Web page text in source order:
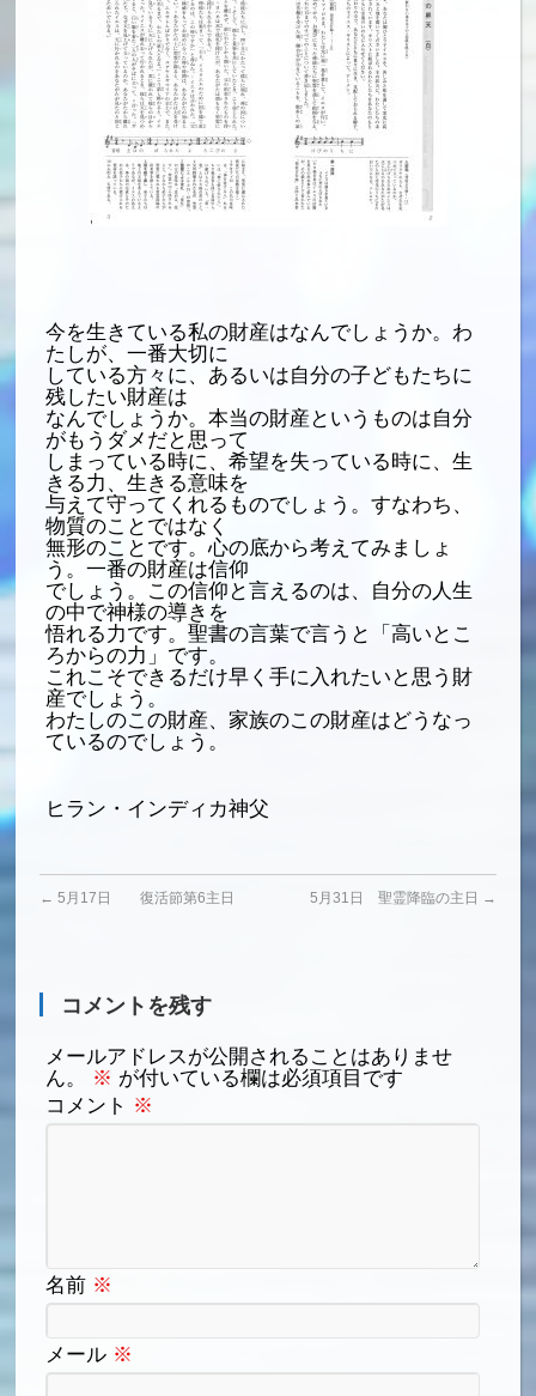
今を生きている私の財産はなんでしょうか。わ
たしが、一番大切に
している方々に、あるいは自分の子どもたちに
残したい財産は
なんでしょうか。本当の財産というものは自分
がもうダメだと思って
しまっている時に、希望を失っている時に、生
きる力、生きる意味を
与えて守ってくれるものでしょう。すなわち、
物質のことではなく
無形のことです。心の底から考えてみましょ
う。一番の財産は信仰
でしょう。この信仰と言えるのは、自分の人生
の中で神様の導きを
悟れる力です。聖書の言葉で言うと「高いとこ
ろからの力」です。
これこそできるだけ早く手に入れたいと思う財
産でしょう。
わたしのこの財産、家族のこの財産はどうなっ
ているのでしょう。
ヒラン・インディカ神父
← 5月17日 復活節第6主日 5月31日 聖霊降臨の主日 →
コメントを残す
メールアドレスが公開されることはありませ
ん。
※ が付いている欄は必須項目です
コメント ※
名前 ※
メール ※